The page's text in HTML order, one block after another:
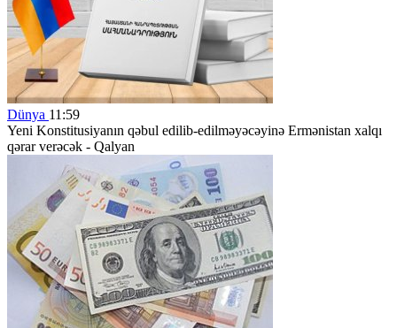
Dünya 11:59
Yeni Konstitusiyanın qəbul edilib-edilməyəcəyinə Ermənistan xalqı
qərar verəcək - Qalyan